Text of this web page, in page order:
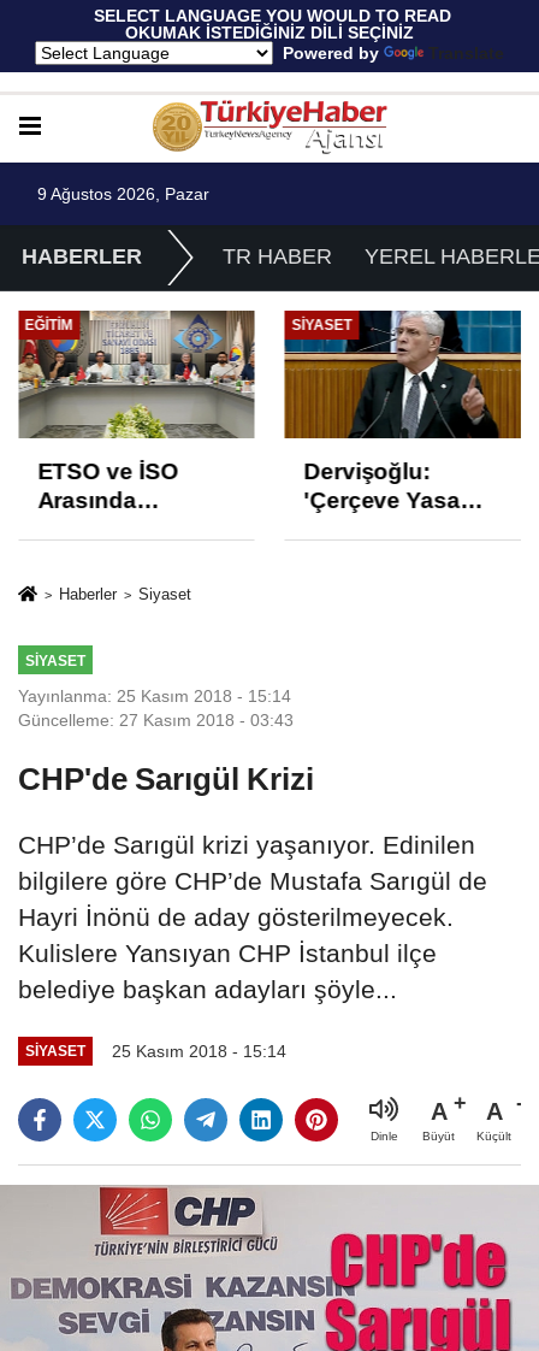
SELECT LANGUAGE YOU WOULD TO READ
OKUMAK İSTEDİĞİNİZ DİLİ SEÇİNİZ
Powered by
Translate
9 Ağustos 2026, Pazar
HABERLER TR HABER YEREL
EĞITIM
ETSO ve İSO
Arasında
Protokolü
SIYASET
Dervişoğlu:
'Çerçeve Yasa
Haberler Siyaset
SIYASET
Yayınlanma: 25 Kasım 2018 - 15:14
Güncelleme: 27 Kasım 2018 - 03:43
CHP'de Sarıgül Krizi
CHP’de Sarıgül krizi yaşanıyor. Edinilen
bilgilere göre CHP’de Mustafa Sarıgül de
Hayri İnönü de aday gösterilmeyecek.
Kulislere Yansıyan CHP İstanbul ilçe
belediye başkan adayları şöyle...
SIYASET 25 Kasım 2018 - 15:14
Dinle
A
Büyüt
A
Küçült